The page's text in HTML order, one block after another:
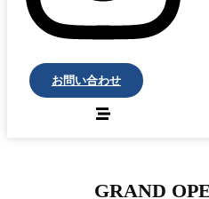
お問い合わせ
GRAND